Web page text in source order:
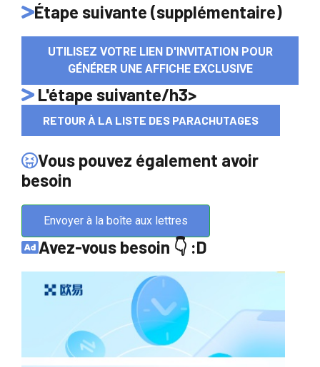
Étape suivante (supplémentaire)
UTILISEZ VOTRE LIEN D'INVITATION POUR
GÉNÉRER UNE AFFICHE EXCLUSIVE
L'étape suivante/h3>
RETOUR À LA LISTE DES PARACHUTAGES
Vous pouvez également avoir
besoin
Envoyer à la boîte aux lettres
Avez-vous besoin 👇 :D